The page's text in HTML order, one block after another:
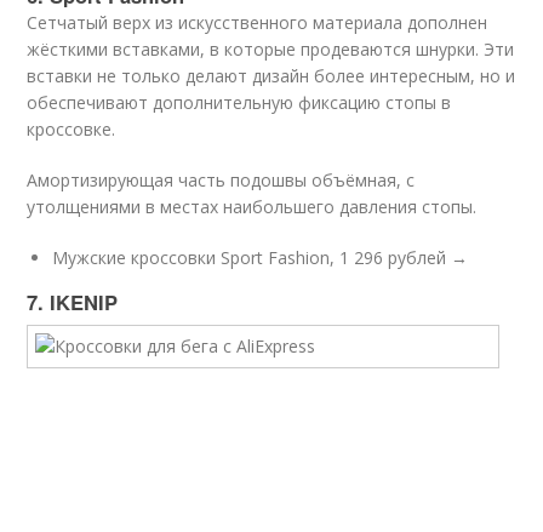
Сетчатый верх из искусственного материала дополнен
жёсткими вставками, в которые продеваются шнурки. Эти
вставки не только делают дизайн более интересным, но и
обеспечивают дополнительную фиксацию стопы в
кроссовке.
Амортизирующая часть подошвы объёмная, с
утолщениями в местах наибольшего давления стопы.
Мужские кроссовки Sport Fashion, 1 296 рублей →
7. IKENIP